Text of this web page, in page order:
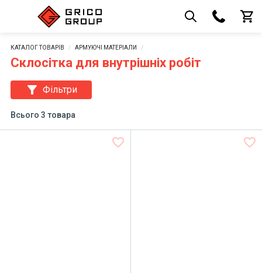
КАТАЛОГ ТОВАРІВ АРМУЮЧІ МАТЕРІАЛИ
Склосітка для внутрішніх робіт
filter_alt Фільтри
Всього 3 товара
favorite_border favorite_border